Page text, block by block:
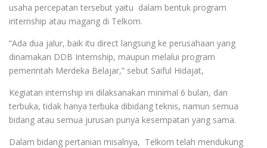
usaha percepatan tersebut yaitu dalam bentuk program
internship atau magang di Telkom.
“Ada dua jalur, baik itu direct langsung ke perusahaan yang
dinamakan DDB Internship, maupun melalui program
pemerintah Merdeka Belajar,” sebut Saiful Hidajat,
Kegiatan internship ini dilaksanakan minimal 6 bulan, dan
terbuka, tidak hanya terbuka dibidang teknis, namun semua
bidang atau semua jurusan punya kesempatan yang sama.
Dalam bidang pertanian misalnya, Telkom telah mendukung